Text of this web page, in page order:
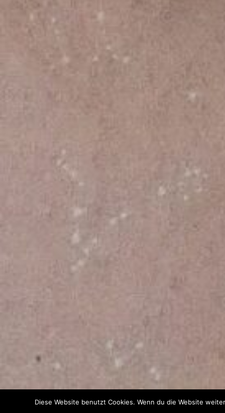
Diese Website benutzt Cookies. Wenn du die Website